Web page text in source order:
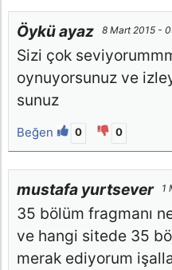
Öykü ayaz 8 Mart 2015 -
Sizi çok
oynuyorsunuz ve
sunuz
Beğen 0 0
mustafa yurtsever 1
35 bölüm fragmanı
ve hangi sitede 35
merak ediyorum